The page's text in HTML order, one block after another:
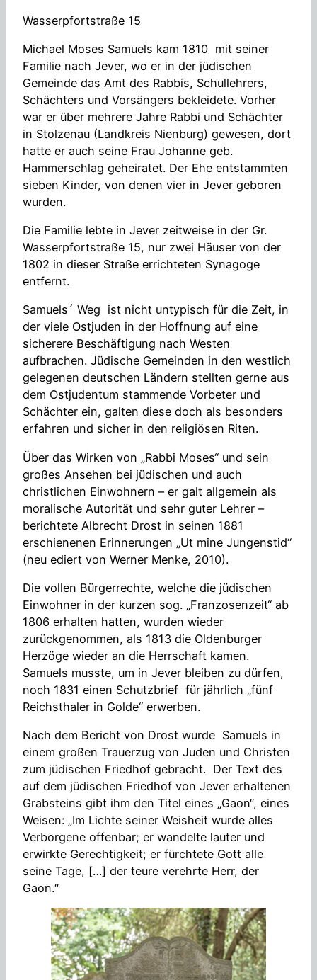
Wasserpfortstraße 15
Michael Moses Samuels kam 1810 mit seiner
Familie nach Jever, wo er in der jüdischen
Gemeinde das Amt des Rabbis, Schullehrers,
Schächters und Vorsängers bekleidete. Vorher
war er über mehrere Jahre Rabbi und Schächter
in Stolzenau (Landkreis Nienburg) gewesen, dort
hatte er auch seine Frau Johanne geb.
Hammerschlag geheiratet. Der Ehe entstammten
sieben Kinder, von denen vier in Jever geboren
wurden.
Die Familie lebte in Jever zeitweise in der Gr.
Wasserpfortstraße 15, nur zwei Häuser von der
1802 in dieser Straße errichteten Synagoge
entfernt.
Samuels´ Weg ist nicht untypisch für die Zeit, in
der viele Ostjuden in der Hoffnung auf eine
sicherere Beschäftigung nach Westen
aufbrachen. Jüdische Gemeinden in den westlich
gelegenen deutschen Ländern stellten gerne aus
dem Ostjudentum stammende Vorbeter und
Schächter ein, galten diese doch als besonders
erfahren und sicher in den religiösen Riten.
Über das Wirken von „Rabbi Moses“ und sein
großes Ansehen bei jüdischen und auch
christlichen Einwohnern – er galt allgemein als
moralische Autorität und sehr guter Lehrer –
berichtete Albrecht Drost in seinen 1881
erschienenen Erinnerungen „Ut mine Jungenstid“
(neu ediert von Werner Menke, 2010).
Die vollen Bürgerrechte, welche die jüdischen
Einwohner in der kurzen sog. „Franzosenzeit“ ab
1806 erhalten hatten, wurden wieder
zurückgenommen, als 1813 die Oldenburger
Herzöge wieder an die Herrschaft kamen.
Samuels musste, um in Jever bleiben zu dürfen,
noch 1831 einen Schutzbrief für jährlich „fünf
Reichsthaler in Golde“ erwerben.
Nach dem Bericht von Drost wurde Samuels in
einem großen Trauerzug von Juden und Christen
zum jüdischen Friedhof gebracht. Der Text des
auf dem jüdischen Friedhof von Jever erhaltenen
Grabsteins gibt ihm den Titel eines „Gaon“, eines
Weisen: „Im Lichte seiner Weisheit wurde alles
Verborgene offenbar; er wandelte lauter und
erwirkte Gerechtigkeit; er fürchtete Gott alle
seine Tage, […] der teure verehrte Herr, der
Gaon.“